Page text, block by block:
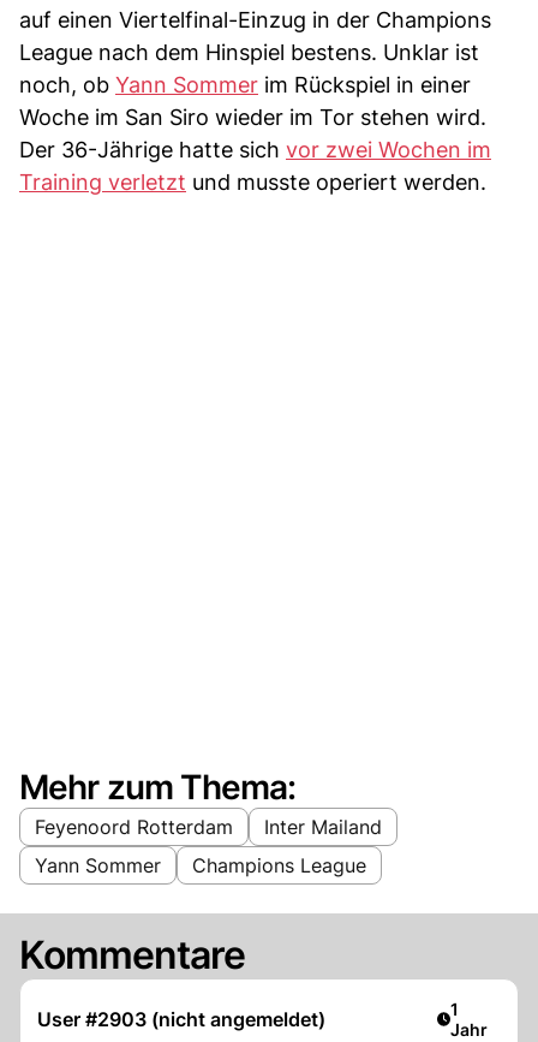
auf einen Viertelfinal-Einzug in der Champions
League nach dem Hinspiel bestens. Unklar ist
noch, ob Yann Sommer im Rückspiel in einer
Woche im San Siro wieder im Tor stehen wird.
Der 36-Jährige hatte sich vor zwei Wochen im
Training verletzt und musste operiert werden.
Mehr zum Thema:
Feyenoord Rotterdam
Inter Mailand
Yann Sommer
Champions League
Kommentare
User #2903 (nicht angemeldet) Artikel
1
Jahr